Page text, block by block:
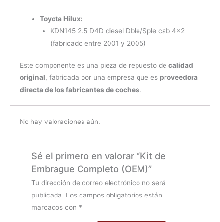
Toyota Hilux:
KDN145 2.5 D4D diesel Dble/Sple cab 4×2
(fabricado entre 2001 y 2005)
Este componente es una pieza de repuesto de calidad
original, fabricada por una empresa que es proveedora
directa de los fabricantes de coches.
No hay valoraciones aún.
Sé el primero en valorar “Kit de
Embrague Completo (OEM)”
Tu dirección de correo electrónico no será
publicada. Los campos obligatorios están
marcados con *